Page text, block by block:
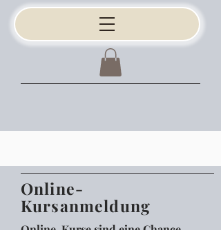
Online-
Kursanmeldung